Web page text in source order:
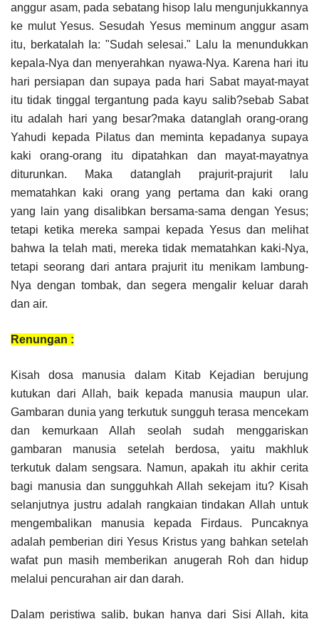
anggur asam, pada sebatang hisop lalu mengunjukkannya
ke mulut Yesus. Sesudah Yesus meminum anggur asam
itu, berkatalah Ia: "Sudah selesai." Lalu Ia menundukkan
kepala-Nya dan menyerahkan nyawa-Nya. Karena hari itu
hari persiapan dan supaya pada hari Sabat mayat-mayat
itu tidak tinggal tergantung pada kayu salib?sebab Sabat
itu adalah hari yang besar?maka datanglah orang-orang
Yahudi kepada Pilatus dan meminta kepadanya supaya
kaki orang-orang itu dipatahkan dan mayat-mayatnya
diturunkan. Maka datanglah prajurit-prajurit lalu
mematahkan kaki orang yang pertama dan kaki orang
yang lain yang disalibkan bersama-sama dengan Yesus;
tetapi ketika mereka sampai kepada Yesus dan melihat
bahwa Ia telah mati, mereka tidak mematahkan kaki-Nya,
tetapi seorang dari antara prajurit itu menikam lambung-
Nya dengan tombak, dan segera mengalir keluar darah
dan air.
Renungan :
Kisah dosa manusia dalam Kitab Kejadian berujung
kutukan dari Allah, baik kepada manusia maupun ular.
Gambaran dunia yang terkutuk sungguh terasa mencekam
dan kemurkaan Allah seolah sudah menggariskan
gambaran manusia setelah berdosa, yaitu makhluk
terkutuk dalam sengsara. Namun, apakah itu akhir cerita
bagi manusia dan sungguhkah Allah sekejam itu? Kisah
selanjutnya justru adalah rangkaian tindakan Allah untuk
mengembalikan manusia kepada Firdaus. Puncaknya
adalah pemberian diri Yesus Kristus yang bahkan setelah
wafat pun masih memberikan anugerah Roh dan hidup
melalui pencurahan air dan darah.
Dalam peristiwa salib, bukan hanya dari Sisi Allah, kita